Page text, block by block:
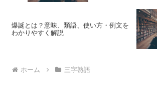
爆誕とは？意味、類語、使い方・例文を
わかりやすく解説
ホーム 三字熟語